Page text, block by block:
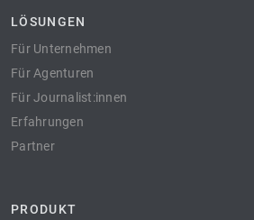
LÖSUNGEN
Für Unternehmen
Für Agenturen
Für Journalist:innen
Erfahrungen
Partner
PRODUKT